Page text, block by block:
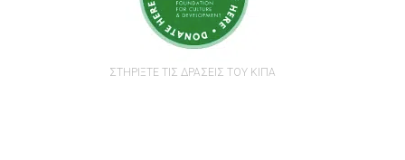
ΣΤΗΡΙΞΤΕ ΤΙΣ ΔΡΑΣΕΙΣ ΤΟΥ ΚΙΠΑ